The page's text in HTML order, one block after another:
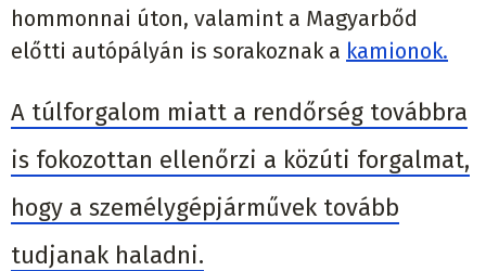
hommonnai úton, valamint a Magyarbőd
előtti autópályán is sorakoznak a kamionok.
A túlforgalom miatt a rendőrség továbbra
is fokozottan ellenőrzi a közúti forgalmat,
hogy a személygépjárművek tovább
tudjanak haladni.